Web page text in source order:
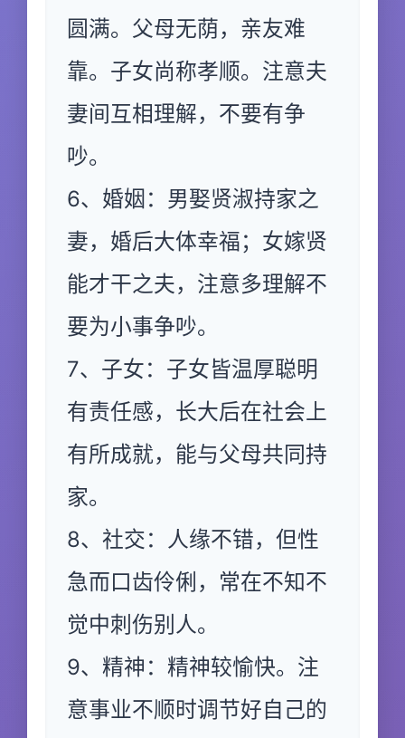
圆满。父母无荫，亲友难
靠。子女尚称孝顺。注意夫
妻间互相理解，不要有争
吵。
6、婚姻：男娶贤淑持家之
妻，婚后大体幸福；女嫁贤
能才干之夫，注意多理解不
要为小事争吵。
7、子女：子女皆温厚聪明
有责任感，长大后在社会上
有所成就，能与父母共同持
家。
8、社交：人缘不错，但性
急而口齿伶俐，常在不知不
觉中刺伤别人。
9、精神：精神较愉快。注
意事业不顺时调节好自己的